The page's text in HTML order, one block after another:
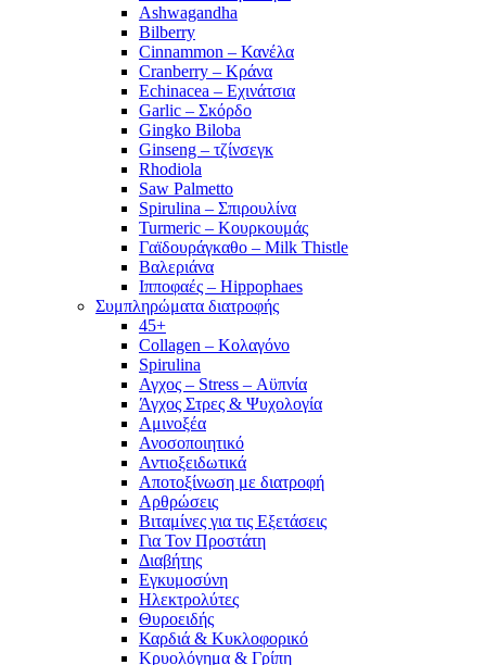
Ashwagandha
Bilberry
Cinnammon – Κανέλα
Cranberry – Κράνα
Echinacea – Εχινάτσια
Garlic – Σκόρδο
Gingko Biloba
Ginseng – τζίνσεγκ
Rhodiola
Saw Palmetto
Spirulina – Σπιρουλίνα
Turmeric – Κουρκουμάς
Γαϊδουράγκαθο – Milk Thistle
Βαλεριάνα
Ιπποφαές – Hippophaes
Συμπληρώματα διατροφής
45+
Collagen – Κολαγόνο
Spirulina
Αγχος – Stress – Αϋπνία
Άγχος Στρες & Ψυχολογία
Αμινοξέα
Ανοσοποιητικό
Αντιοξειδωτικά
Αποτοξίνωση με διατροφή
Αρθρώσεις
Βιταμίνες για τις Εξετάσεις
Για Τον Προστάτη
Διαβήτης
Εγκυμοσύνη
Ηλεκτρολύτες
Θυροειδής
Καρδιά & Κυκλοφορικό
Κρυολόγημα & Γρίπη